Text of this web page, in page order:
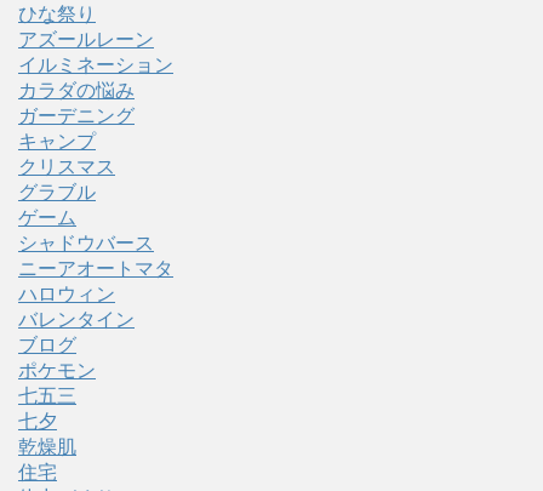
ひな祭り
アズールレーン
イルミネーション
カラダの悩み
ガーデニング
キャンプ
クリスマス
グラブル
ゲーム
シャドウバース
ニーアオートマタ
ハロウィン
バレンタイン
ブログ
ポケモン
七五三
七夕
乾燥肌
住宅